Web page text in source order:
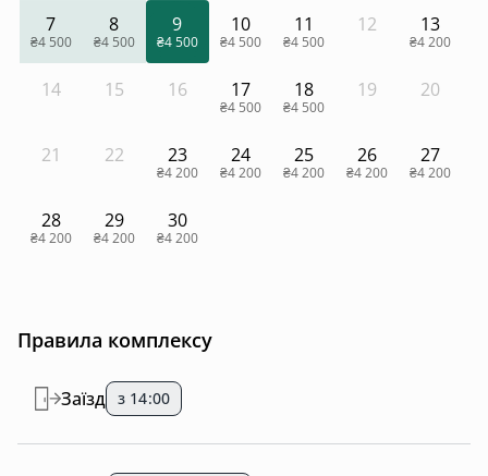
7
₴4 500
8
₴4 500
9
₴4 500
10
₴4 500
11
₴4 500
12 13
₴4 200
14 15 16 17
₴4 500
18
₴4 500
19 20
21 22 23
₴4 200
24
₴4 200
25
₴4 200
26
₴4 200
27
₴4 200
28
₴4 200
29
₴4 200
30
₴4 200
Правила комплексу
Заїзд з 14:00